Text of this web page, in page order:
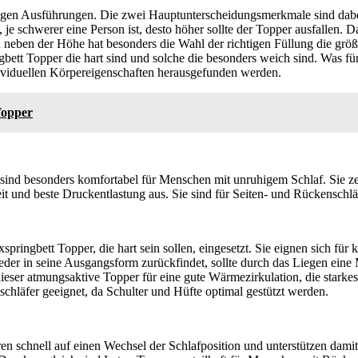
Ausführungen. Die zwei Hauptunterscheidungsmerkmale sind
schwerer eine Person ist, desto höher sollte der Topper ausfallen.
der Höhe hat besonders die Wahl der richtigen Füllung die
Topper die hart sind und solche die besonders weich sind. Was
Körpereigenschaften herausgefunden werden.
besonders komfortabel für Menschen mit unruhigem Schlaf. Sie
und beste Druckentlastung aus. Sie sind für Seiten- und
Topper, die hart sein sollen, eingesetzt. Sie eignen sich für
in seine Ausgangsform zurückfindet, sollte durch das Liegen eine
atmungsaktive Topper für eine gute Wärmezirkulation, die
geeignet, da Schulter und Hüfte optimal gestützt werden.
schnell auf einen Wechsel der Schlafposition und unterstützen